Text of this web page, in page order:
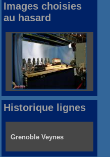
Images choisies
au hasard
Historique lignes
Grenoble Veynes